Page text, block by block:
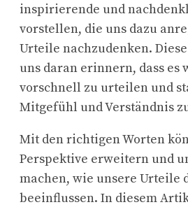
inspirierende und
vorstellen, die uns dazu
Urteile nachzudenken.
uns daran erinnern, dass
vorschnell zu urteilen und
Mitgefühl und Verständnis
Mit den richtigen Worten
Perspektive erweitern und
machen, wie unsere Urteile
beeinflussen. In diesem